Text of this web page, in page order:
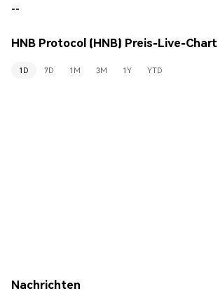
--
HNB Protocol (HNB) Preis-Live-Chart
1D 7D 1M 3M 1Y YTD
Nachrichten